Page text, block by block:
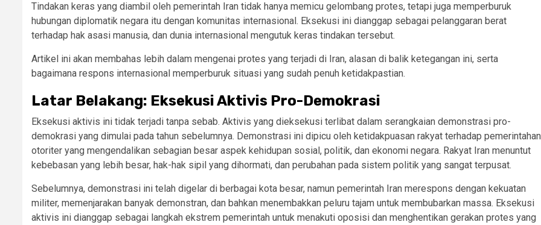
Tindakan keras yang diambil oleh pemerintah Iran tidak hanya memicu gelombang protes, tetapi juga memperburuk
hubungan diplomatik negara itu dengan komunitas internasional. Eksekusi ini dianggap sebagai pelanggaran berat
terhadap hak asasi manusia, dan dunia internasional mengutuk keras tindakan tersebut.
Artikel ini akan membahas lebih dalam mengenai protes yang terjadi di Iran, alasan di balik ketegangan ini, serta
bagaimana respons internasional memperburuk situasi yang sudah penuh ketidakpastian.
Latar Belakang: Eksekusi Aktivis Pro-Demokrasi
Eksekusi aktivis ini tidak terjadi tanpa sebab. Aktivis yang dieksekusi terlibat dalam serangkaian demonstrasi pro-
demokrasi yang dimulai pada tahun sebelumnya. Demonstrasi ini dipicu oleh ketidakpuasan rakyat terhadap pemerintahan
otoriter yang mengendalikan sebagian besar aspek kehidupan sosial, politik, dan ekonomi negara. Rakyat Iran menuntut
kebebasan yang lebih besar, hak-hak sipil yang dihormati, dan perubahan pada sistem politik yang sangat terpusat.
Sebelumnya, demonstrasi ini telah digelar di berbagai kota besar, namun pemerintah Iran merespons dengan kekuatan
militer, memenjarakan banyak demonstran, dan bahkan menembakkan peluru tajam untuk membubarkan massa. Eksekusi
aktivis ini dianggap sebagai langkah ekstrem pemerintah untuk menakuti oposisi dan menghentikan gerakan protes yang